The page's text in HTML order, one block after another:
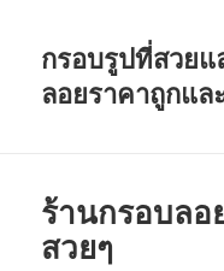
กรอบรูปที่สวยแ
ลอยราคาถูกแล
ร้านกรอบล
สวยๆ